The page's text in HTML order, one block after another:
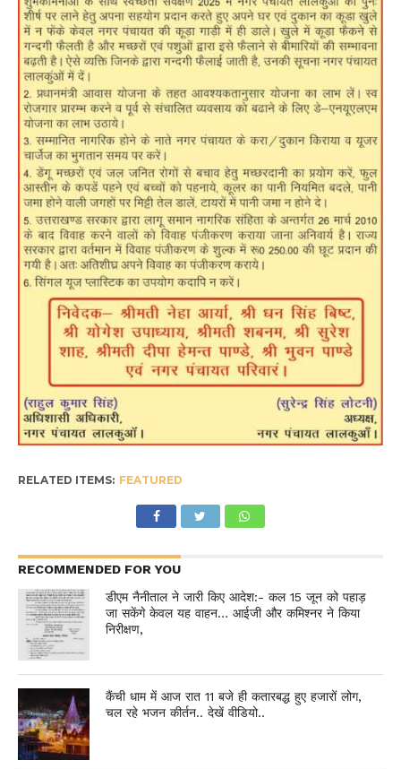
RELATED ITEMS: FEATURED
RECOMMENDED FOR YOU
डीएम नैनीताल ने जारी किए आदेश:- कल 15 जून को पहाड़
जा सकेंगे केवल यह वाहन… आईजी और कमिश्नर ने किया
निरीक्षण,
कैंची धाम में आज रात 11 बजे ही कतारबद्ध हुए हजारों लोग,
चल रहे भजन कीर्तन.. देखें वीडियो..